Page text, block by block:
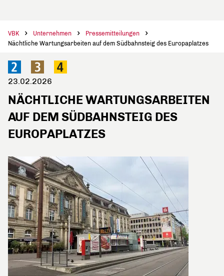
VBK Unternehmen
Pressemitteilungen
Nächtliche Wartungsarbeiten auf dem Südbahnsteig des Europaplatzes
23.02.2026
NÄCHTLICHE WARTUNGSARBEITEN
AUF DEM SÜDBAHNSTEIG DES
EUROPAPLATZES